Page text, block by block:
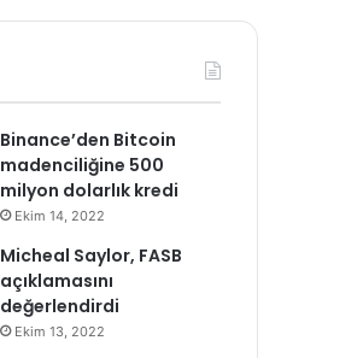
Binance’den Bitcoin
madenciliğine 500
milyon dolarlık kredi
Ekim 14, 2022
Micheal Saylor, FASB
açıklamasını
değerlendirdi
Ekim 13, 2022